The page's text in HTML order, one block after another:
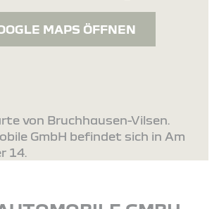
MAPS ÖFFNEN
von Bruchhausen-Vilsen.
GmbH befindet sich in Am
14.